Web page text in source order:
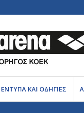
ΕΝΤΥΠΑ ΚΑΙ ΟΔΗΓΙΕΣ